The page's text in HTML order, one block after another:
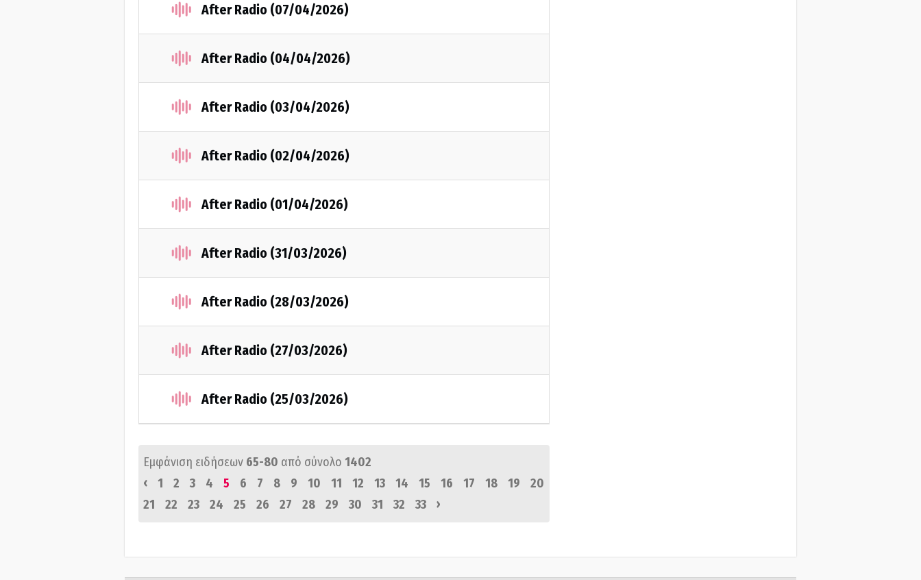
After Radio (07/04/2026)
After Radio (04/04/2026)
After Radio (03/04/2026)
After Radio (02/04/2026)
After Radio (01/04/2026)
After Radio (31/03/2026)
After Radio (28/03/2026)
After Radio (27/03/2026)
After Radio (25/03/2026)
Εμφάνιση ειδήσεων 65-80 από σύνολο 1402
‹
1 2 3 4 5 6 7 8 9 10 11 12 13 14 15 16 17 18 19
20
21
22 23 24 25 26 27 28 29 30 31 32 33 ›